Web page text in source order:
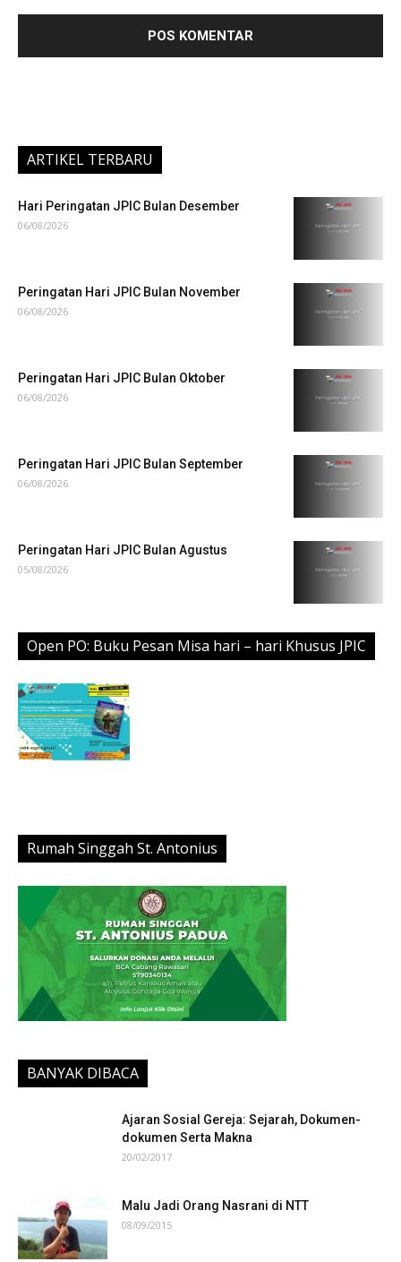
ARTIKEL TERBARU
Hari Peringatan JPIC Bulan Desember
06/08/2026
Peringatan Hari JPIC Bulan November
06/08/2026
Peringatan Hari JPIC Bulan Oktober
06/08/2026
Peringatan Hari JPIC Bulan September
06/08/2026
Peringatan Hari JPIC Bulan Agustus
05/08/2026
Open PO: Buku Pesan Misa hari – hari Khusus JPIC
Rumah Singgah St. Antonius
BANYAK DIBACA
Ajaran Sosial Gereja: Sejarah, Dokumen-
dokumen Serta Makna
20/02/2017
Malu Jadi Orang Nasrani di NTT
08/09/2015